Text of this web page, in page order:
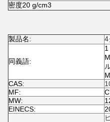
密度20 g/cm3
製品名: 4
同義語:
CAS:
MF:
MW:
EINECS: